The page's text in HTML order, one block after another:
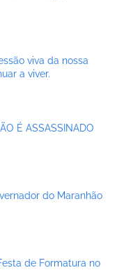
viva da nossa
a viver.
É ASSASSINADO
do Maranhão
de Formatura no